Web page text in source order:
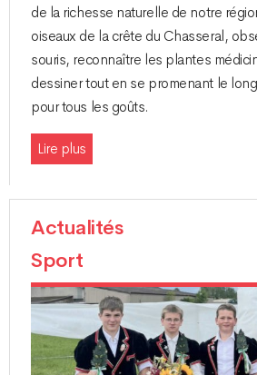
de la richesse naturelle de notre
oiseaux de la crête du Chasseral,
souris, reconnaître les plantes
dessiner tout en se promenant le
pour tous les goûts.
Lire plus
Actualités
Sport